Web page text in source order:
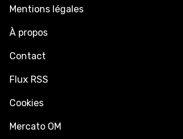
Mentions légales
À propos
Contact
Flux RSS
Cookies
Mercato OM